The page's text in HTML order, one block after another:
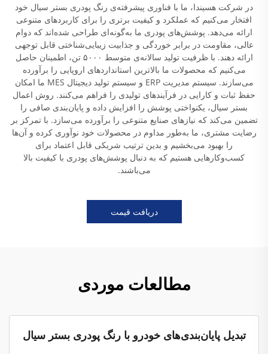
در شرکت هسیندا، ما با فناوری پیشرفته‌ی رنگ پودری بستر سیال خود
افتخار می‌کنیم که عملکرد و کیفیت برتری را برای کاربردهای متنوعی
ارائه می‌دهد. پوشش‌های پودری ما به‌گونه‌ای طراحی شده‌اند که دوام
عالی، مقاومت در برابر خوردگی و جذابیت زیبایی‌شناختی قابل توجهی
ارائه دهند. با ظرفیت تولید سالانه‌ی متوسط ۵۰۰۰ تن، اطمینان حاصل
می‌کنیم که محصولات ما بالاترین استانداردهای اروپایی را برآورده
می‌سازند. سیستم مدیریت ERP و سیستم تولید دیجیتال MES ما امکان
حفظ ثبات و کارایی در فرآیندهای تولیدی را فراهم می‌کنند. روش اعمال
بستر سیال، یکنواختی پوشش را افزایش داده و پایان‌بندی صافی را
تضمین می‌کند که نیازهای صنایع متنوعی را برآورده می‌سازد. با تمرکز بر
رضایت مشتری، ما به‌طور مداوم در محصولات خود نوآوری کرده و آن‌ها
را بهبود می‌بخشیم و بدین ترتیب شریکی قابل اعتماد برای
کسب‌وکارهایی هستیم که به دنبال پوشش‌های پودری با کیفیت بالا
می‌باشند.
دریافت قیمت
مطالعات موردی
تبدیل پایان‌بندی‌های خودرو با رنگ پودری بستر سیال